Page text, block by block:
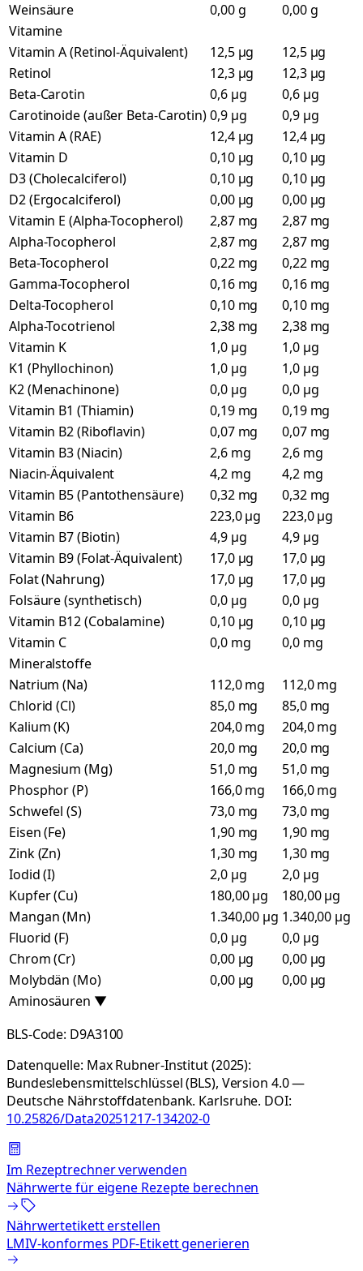
Weinsäure
0,00 g
0,00 g
Vitamine
Vitamin A (Retinol-Äquivalent)
12,5 µg
12,5 µg
Retinol
12,3 µg
12,3 µg
Beta-Carotin
0,6 µg
0,6 µg
Carotinoide (außer Beta-Carotin)0,9 µg
0,9 µg
Vitamin A (RAE)
12,4 µg
12,4 µg
Vitamin D
0,10 µg
0,10 µg
D3 (Cholecalciferol)
0,10 µg
0,10 µg
D2 (Ergocalciferol)
0,00 µg
0,00 µg
Vitamin E (Alpha-Tocopherol)
2,87 mg
2,87 mg
Alpha-Tocopherol
2,87 mg
2,87 mg
Beta-Tocopherol
0,22 mg
0,22 mg
Gamma-Tocopherol
0,16 mg
0,16 mg
Delta-Tocopherol
0,10 mg
0,10 mg
Alpha-Tocotrienol
2,38 mg
2,38 mg
Vitamin K
1,0 µg
1,0 µg
K1 (Phyllochinon)
1,0 µg
1,0 µg
K2 (Menachinone)
0,0 µg
0,0 µg
Vitamin B1 (Thiamin)
0,19 mg
0,19 mg
Vitamin B2 (Riboflavin)
0,07 mg
0,07 mg
Vitamin B3 (Niacin)
2,6 mg
2,6 mg
Niacin-Äquivalent
4,2 mg
4,2 mg
Vitamin B5 (Pantothensäure)
0,32 mg
0,32 mg
Vitamin B6
223,0 µg
223,0 µg
Vitamin B7 (Biotin)
4,9 µg
4,9 µg
Vitamin B9 (Folat-Äquivalent)
17,0 µg
17,0 µg
Folat (Nahrung)
17,0 µg
17,0 µg
Folsäure (synthetisch)
0,0 µg
0,0 µg
Vitamin B12 (Cobalamine)
0,10 µg
0,10 µg
Vitamin C
0,0 mg
0,0 mg
Mineralstoffe
Natrium (Na)
112,0 mg
112,0 mg
Chlorid (Cl)
85,0 mg
85,0 mg
Kalium (K)
204,0 mg
204,0 mg
Calcium (Ca)
20,0 mg
20,0 mg
Magnesium (Mg)
51,0 mg
51,0 mg
Phosphor (P)
166,0 mg
166,0 mg
Schwefel (S)
73,0 mg
73,0 mg
Eisen (Fe)
1,90 mg
1,90 mg
Zink (Zn)
1,30 mg
1,30 mg
Iodid (I)
2,0 µg
2,0 µg
Kupfer (Cu)
180,00 µg
180,00 µg
Mangan (Mn)
1.340,00 µg 1.340,00 µg
Fluorid (F)
0,0 µg
0,0 µg
Chrom (Cr)
0,00 µg
0,00 µg
Molybdän (Mo)
0,00 µg
0,00 µg
Aminosäuren ▼
BLS-Code: D9A3100
Datenquelle: Max Rubner-Institut (2025):
Bundeslebensmittelschlüssel (BLS), Version 4.0 —
Deutsche Nährstoffdatenbank. Karlsruhe. DOI:
10.25826/Data20251217-134202-0
Im Rezeptrechner verwenden
Nährwerte für eigene Rezepte berechnen
Nährwertetikett erstellen
LMIV-konformes PDF-Etikett generieren